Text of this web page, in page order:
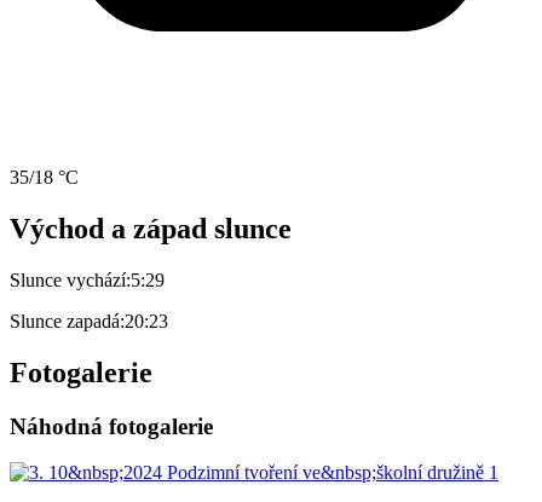
35/18 °C
Východ a západ slunce
Slunce vychází:5:29
Slunce zapadá:20:23
Fotogalerie
Náhodná fotogalerie